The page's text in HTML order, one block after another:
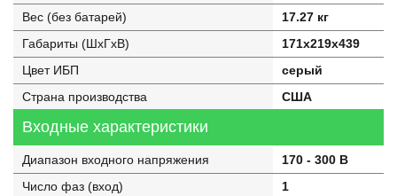
Вес (без батарей)
17.27 кг
Габариты (ШхГхВ)
171x219x439
Цвет ИБП
серый
Страна производства
США
Входные характеристики
Диапазон входного напряжения
170 - 300 В
Число фаз (вход)
1